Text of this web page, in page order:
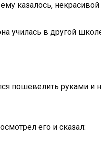
казалось,
училась в другой
пошевелить руками и
его и сказал: